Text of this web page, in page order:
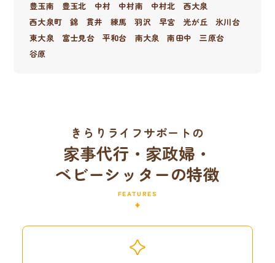
豊玉南 豊玉北 中村 中村南 中村北
西大泉
西大泉町
錦 貫井 練馬 羽沢 早宮 光が丘
氷川台
東大泉
富士見台 平和台 南大泉 南田中
三原台
谷原
きらりライフサポートの
家事代行・家政婦・
ベビーシッターの特徴
FEATURES